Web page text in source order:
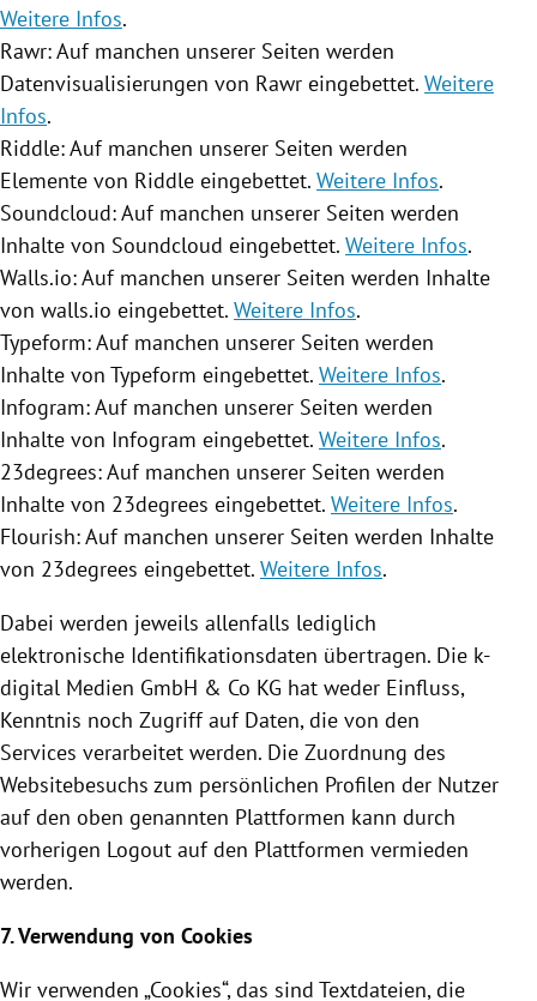
Weitere Infos.
Rawr: Auf manchen unserer Seiten werden
Datenvisualisierungen von Rawr eingebettet. Weitere
Infos.
Riddle: Auf manchen unserer Seiten werden
Elemente von Riddle eingebettet. Weitere Infos.
Soundcloud: Auf manchen unserer Seiten werden
Inhalte von Soundcloud eingebettet. Weitere Infos.
Walls.io: Auf manchen unserer Seiten werden Inhalte
von walls.io eingebettet. Weitere Infos.
Typeform: Auf manchen unserer Seiten werden
Inhalte von Typeform eingebettet. Weitere Infos.
Infogram: Auf manchen unserer Seiten werden
Inhalte von Infogram eingebettet. Weitere Infos.
23degrees: Auf manchen unserer Seiten werden
Inhalte von 23degrees eingebettet. Weitere Infos.
Flourish: Auf manchen unserer Seiten werden Inhalte
von 23degrees eingebettet. Weitere Infos.
Dabei werden jeweils allenfalls lediglich
elektronische Identifikationsdaten übertragen. Die k-
digital Medien GmbH & Co KG hat weder Einfluss,
Kenntnis noch Zugriff auf Daten, die von den
Services verarbeitet werden. Die Zuordnung des
Websitebesuchs zum persönlichen Profilen der Nutzer
auf den oben genannten Plattformen kann durch
vorherigen Logout auf den Plattformen vermieden
werden.
7. Verwendung von Cookies
Wir verwenden „Cookies“, das sind Textdateien, die